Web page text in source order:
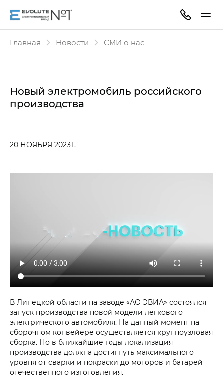
Главная Новости СМИ о нас
Новый электромобиль российского
производства
20 НОЯБРЯ 2023 Г.
В Липецкой области на заводе «АО ЭВИА» состоялся
запуск производства новой модели легкового
электрического автомобиля. На данный момент на
сборочном конвейере осуществляется крупноузловая
сборка. Но в ближайшие годы локализация
производства должна достигнуть максимального
уровня от сварки и покраски до моторов и батарей
отечественного изготовления.